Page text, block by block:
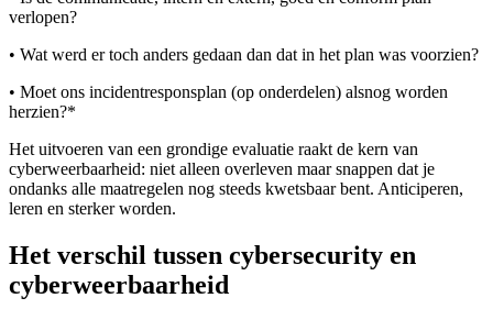
verlopen?
• Wat werd er toch anders gedaan dan dat in het plan was voorzien?
• Moet ons incidentresponsplan (op onderdelen) alsnog worden
herzien?*
Het uitvoeren van een grondige evaluatie raakt de kern van
cyberweerbaarheid: niet alleen overleven maar snappen dat je
ondanks alle maatregelen nog steeds kwetsbaar bent. Anticiperen,
leren en sterker worden.
Het verschil tussen cybersecurity en
cyberweerbaarheid